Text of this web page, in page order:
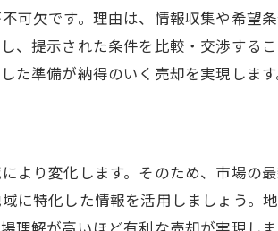
可欠です。理由は、情報収集や希望
、提示された条件を比較・交渉する
準備が納得のいく売却を実現します
より変化します。そのため、市場の
に特化した情報を活用しましょう。